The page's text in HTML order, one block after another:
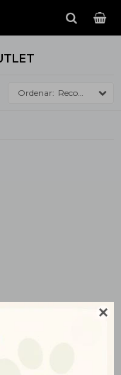

Recomendados